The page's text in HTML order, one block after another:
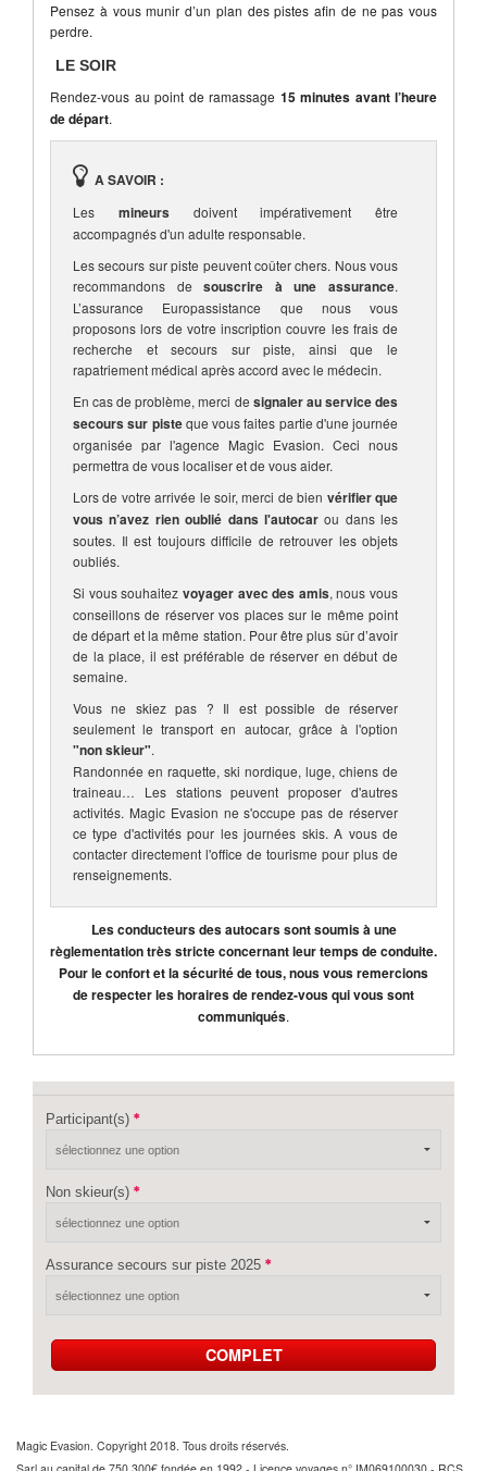
Pensez à vous munir d’un plan des pistes afin de ne pas vous
perdre.
LE SOIR
Rendez-vous au point de ramassage 15 minutes avant l’heure
de départ.
A SAVOIR :
Les mineurs doivent impérativement être
accompagnés d'un adulte responsable.
Les secours sur piste peuvent coûter chers. Nous vous
recommandons desouscrire à une assurance.
L’assurance Europassistance que nous vous
proposons lors de votre inscription couvre les frais de
recherche et secours sur piste, ainsi que le
rapatriement médical après accord avec le médecin.
En cas de problème, merci de signaler au service des
secours sur pisteque vous faites partie d'une journée
organisée par l'agence Magic Evasion. Ceci nous
permettra de vous localiser et de vous aider.
Lors de votre arrivée le soir, merci de bien vérifier que
vous n’avez rien oublié dans l'autocarou dans les
soutes. Il est toujours difficile de retrouver les objets
oubliés.
Si vous souhaitez voyager avec des amis, nous vous
conseillons de réserver vos places sur le même point
de départ et la même station. Pour être plus sûr d’avoir
de la place, il est préférable de réserver en début de
semaine.
Vous ne skiez pas ? Il est possible de réserver
seulement le transport en autocar, grâce à l'option
"non skieur".
Randonnée en raquette, ski nordique, luge, chiens de
traineau… Les stations peuvent proposer d'autres
activités. Magic Evasion ne s'occupe pas de réserver
ce type d'activités pour les journées skis. A vous de
contacter directement l'office de tourisme pour plus de
renseignements.
Les conducteurs des autocars sont soumis à une
règlementation très stricte concernant leur temps de conduite.
Pour le confort et la sécurité de tous, nous vous remercions
de respecter les horaires de rendez-vous qui vous sont
communiqués.
Participant(s)
Non skieur(s)
Assurance secours sur piste 2025
COMPLET
Magic Evasion. Copyright 2018. Tous droits réservés.